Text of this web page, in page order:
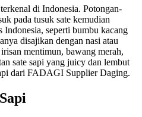
di Indonesia. Potongan-
pada tusuk sate kemudian
Indonesia, seperti bumbu kacang
disajikan dengan nasi atau
mentimun, bawang merah,
sate sapi yang juicy dan lembut
dari FADAGI Supplier Daging.